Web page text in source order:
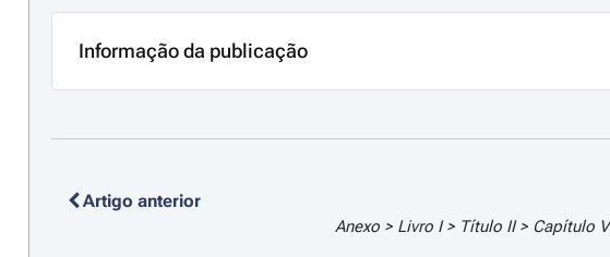
Informação da publicação
Artigo anterior
Anexo > Livro I > Título II > Capítulo